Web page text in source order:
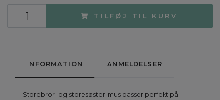
TILFØJ TIL KURV
INFORMATION ANMELDELSER
Storebror- og storesøster-mus passer perfekt på